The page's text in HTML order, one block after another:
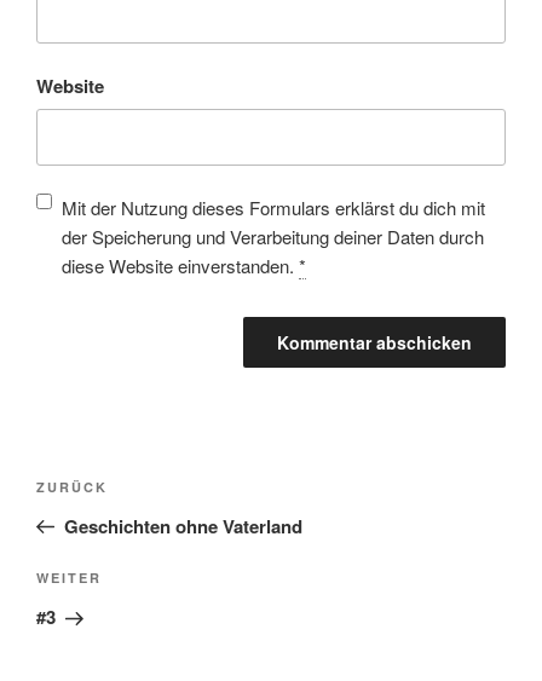
Website
Mit der Nutzung dieses Formulars erklärst du dich mit
der Speicherung und Verarbeitung deiner Daten durch
diese Website einverstanden. *
ZURÜCK
Geschichten ohne Vaterland
WEITER
#3